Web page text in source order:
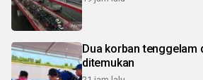
Dua korban tenggelam
ditemukan